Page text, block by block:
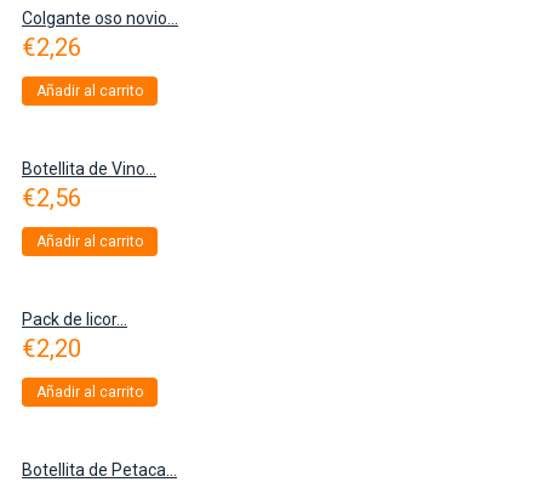
Colgante oso novio...
€2,26
Añadir al carrito
Botellita de Vino...
€2,56
Añadir al carrito
Pack de licor...
€2,20
Añadir al carrito
Botellita de Petaca...